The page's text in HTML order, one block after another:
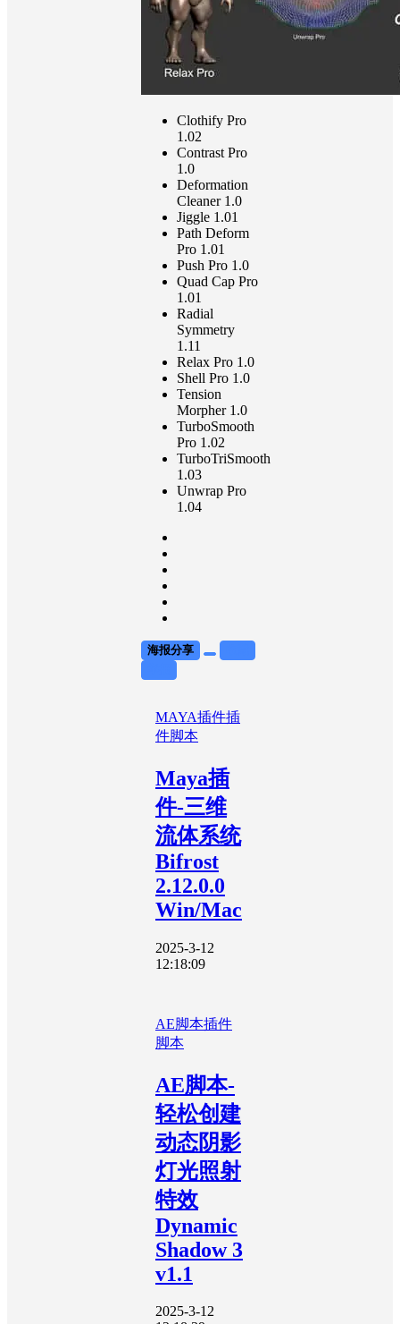
Clothify Pro
1.02
Contrast Pro
1.0
Deformation
Cleaner 1.0
Jiggle 1.01
Path Deform
Pro 1.01
Push Pro 1.0
Quad Cap Pro
1.01
Radial
Symmetry
1.11
Relax Pro 1.0
Shell Pro 1.0
Tension
Morpher 1.0
TurboSmooth
Pro 1.02
TurboTriSmooth
1.03
Unwrap Pro
1.04
海报分享
MAYA插件插
件脚本
Maya插
件-三维
流体系统
Bifrost
2.12.0.0
Win/Mac
2025-3-12
12:18:09
AE脚本插件
脚本
AE脚本-
轻松创建
动态阴影
灯光照射
特效
Dynamic
Shadow 3
v1.1
2025-3-12